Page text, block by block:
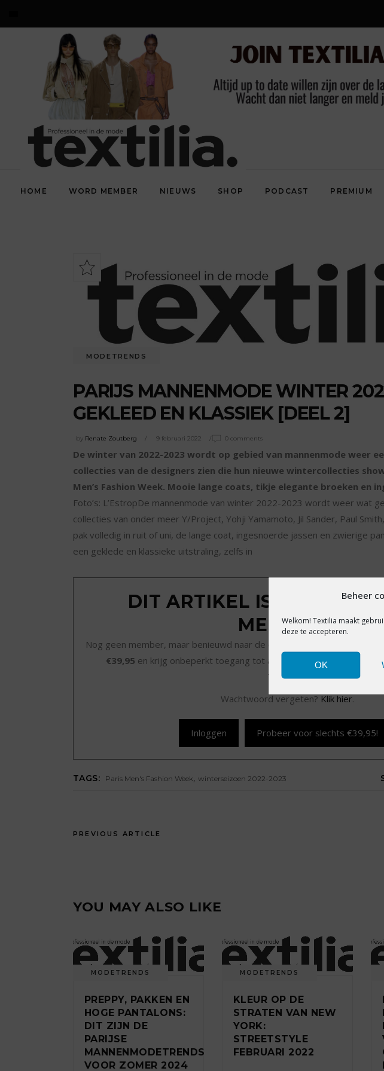
Beheer
Welkom! Textilia maakt
deze te accepteren.
OK
HOME WORD MEMBER NIEUWS SHOP PODCAST PREMIUM
MODETRENDS
PARIJS MANNENMODE WINTER
GEKLEED EN KLASSIEK [DEEL 2]
by Renate Zoutberg 9 februari 2022 0 comments
De winter van 2022-2023 wordt op gebied van mannenmode weer
collecties van de designers zien die hun nieuwe wintercollecties
Men’s Fashion Week. Mooie lange coats, tikje elegante broeken en
Foto’s: L’EstropDe mannenmode van winter 2022-2023 wordt weer wat
collecties van onder meer Y/Project, Yohji Yamamoto, Jil Sander, Paul
pak volledig in ruit of uni, de lange coat, ingesnoerde jassen en zwierige
een geklede en klassieke uitstraling, zelfs in
DIT ARTIKEL IS
MEMBERS
Nog geen member, maar benieuwd naar de exclusieve content?
€39,95 en krijg onbeperkt toegang tot alle premium content en het
Textilia.nl.
Wachtwoord vergeten?Klik hier.
Inloggen Probeer voor slechts €39,95!
TAGS: Paris Men's Fashion Week,winterseizoen 2022-2023
PREVIOUS ARTICLE
YOU MAY ALSO LIKE
MODETRENDS
PREPPY, PAKKEN EN
HOGE PANTALONS:
DIT ZIJN DE
PARIJSE
MANNENMODETRENDS
VOOR ZOMER 2024
MODETRENDS
KLEUR OP DE
STRATEN VAN NEW
YORK:
STREETSTYLE
FEBRUARI 2022